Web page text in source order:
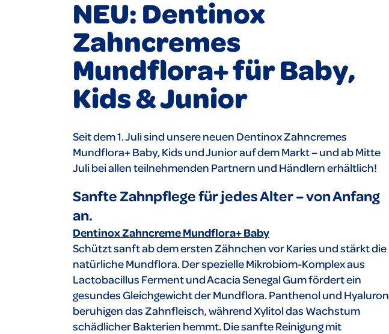
NEU: Dentinox
Zahncremes
Mundflora+ für Baby,
Kids & Junior
Seit dem 1. Juli sind unsere neuen Dentinox Zahncremes
Mundflora+ Baby, Kids und Junior auf dem Markt – und ab Mitte
Juli bei allen teilnehmenden Partnern und Händlern erhältlich!
Sanfte Zahnpflege für jedes Alter – von Anfang
an.
Dentinox Zahncreme Mundflora+ Baby
Schützt sanft ab dem ersten Zähnchen vor Karies und stärkt die
natürliche Mundflora. Der spezielle Mikrobiom-Komplex aus
Lactobacillus Ferment und Acacia Senegal Gum fördert ein
gesundes Gleichgewicht der Mundflora. Panthenol und Hyaluron
beruhigen das Zahnfleisch, während Xylitol das Wachstum
schädlicher Bakterien hemmt. Die sanfte Reinigung mit